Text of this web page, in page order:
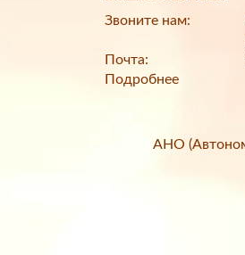
Звоните нам:
Почта:
Подробнее
АНО